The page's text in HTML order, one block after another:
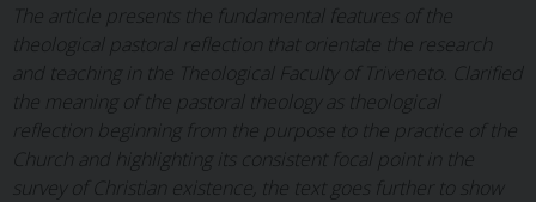
The article presents the fundamental features of the
theological pastoral reflection that orientate the research
and teaching in the Theological Faculty of Triveneto. Clarified
the meaning of the pastoral theology as theological
reflection beginning from the purpose to the practice of the
Church and highlighting its consistent focal point in the
survey of Christian existence, the text goes further to show